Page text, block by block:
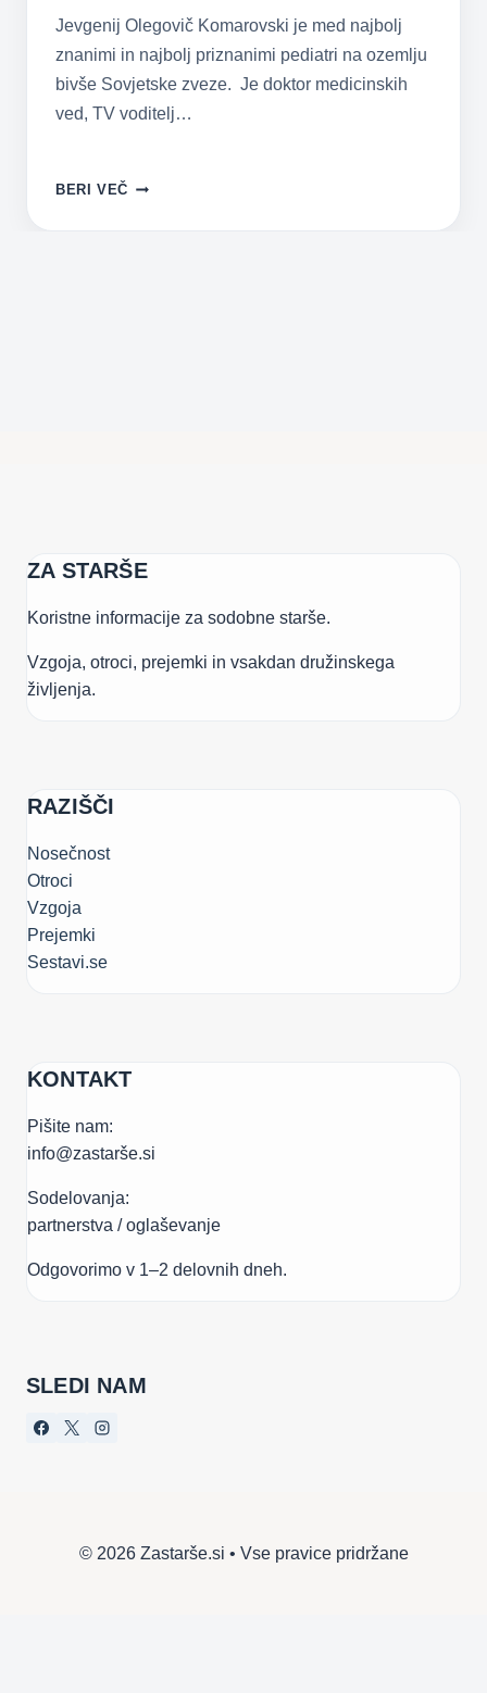
Jevgenij Olegovič Komarovski je med najbolj
znanimi in najbolj priznanimi pediatri na ozemlju
bivše Sovjetske zveze. Je doktor medicinskih
ved, TV voditelj…
BERI VEČ 14
CITATOV
ZA STARŠE
Koristne informacije za sodobne starše.
Vzgoja, otroci, prejemki in vsakdan družinskega
življenja.
RAZIŠČI
Nosečnost
Otroci
Vzgoja
Prejemki
Sestavi.se
KONTAKT
Pišite nam:
info@zastarše.si
Sodelovanja:
partnerstva / oglaševanje
Odgovorimo v 1–2 delovnih dneh.
SLEDI NAM
© 2026 Zastarše.si • Vse pravice pridržane